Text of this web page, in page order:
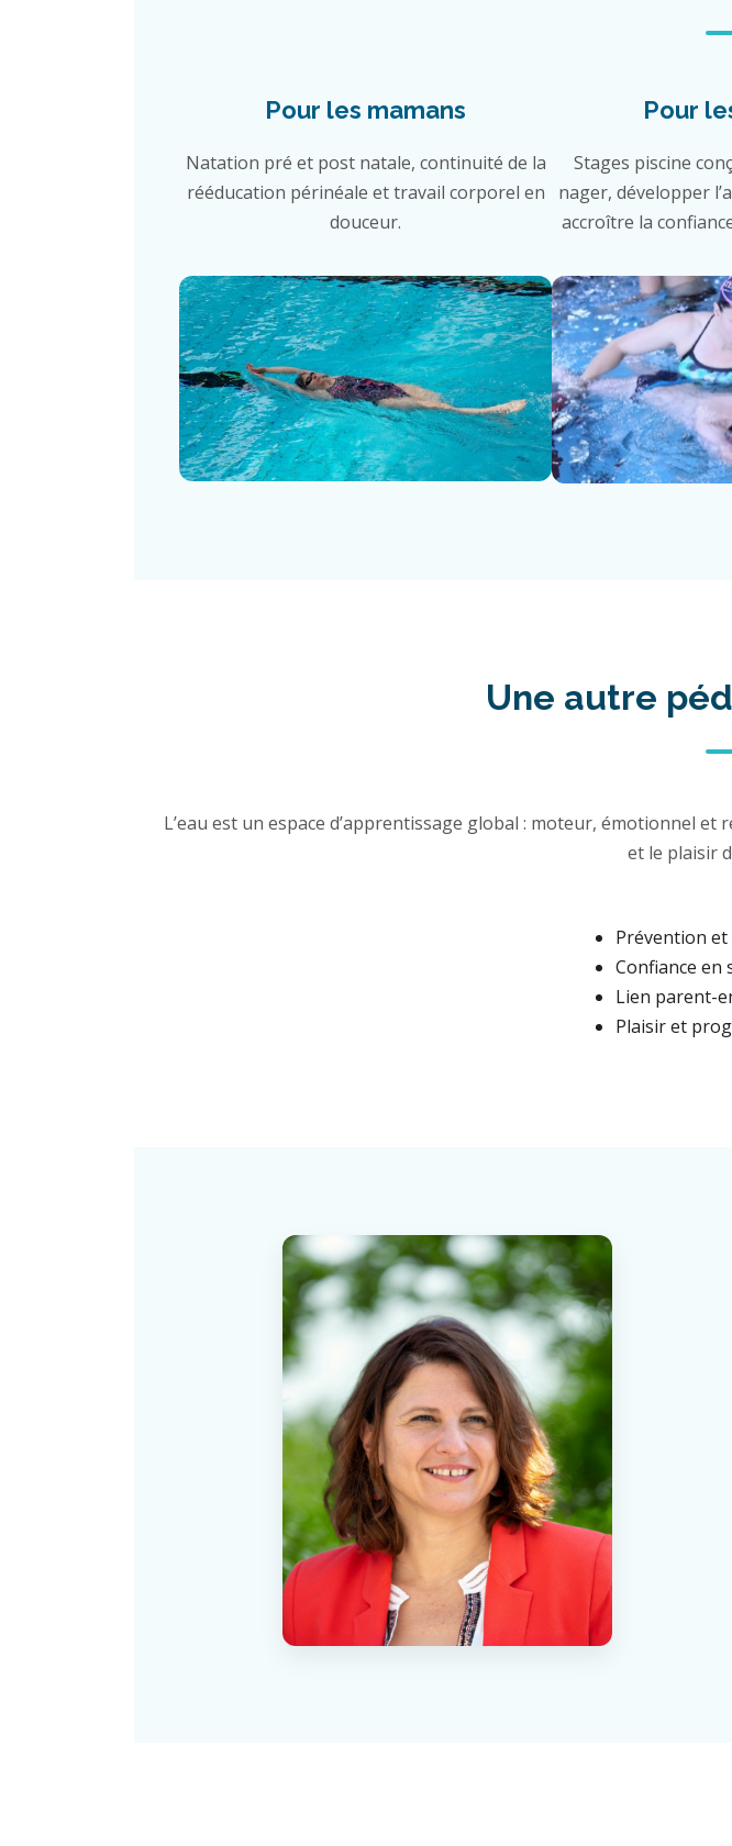
Pour les mamans
Natation pré et post natale, continuité de la
rééducation périnéale et travail corporel en
douceur.
Pour
Stages piscine
nager, développer
accroître la
Une autre
L’eau est un espace d’apprentissage global : moteur, émotionnel
et le plaisir
Prévention
Confiance en
Lien parent-
Plaisir et